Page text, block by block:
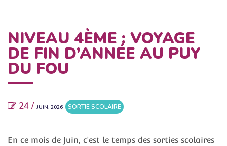
NIVEAU 4ÈME : VOYAGE
DE FIN D’ANNÉE AU PUY
DU FOU
24 / JUIN. 2026 SORTIE SCOLAIRE
En ce mois de Juin, c’est le temps des sorties scolaires